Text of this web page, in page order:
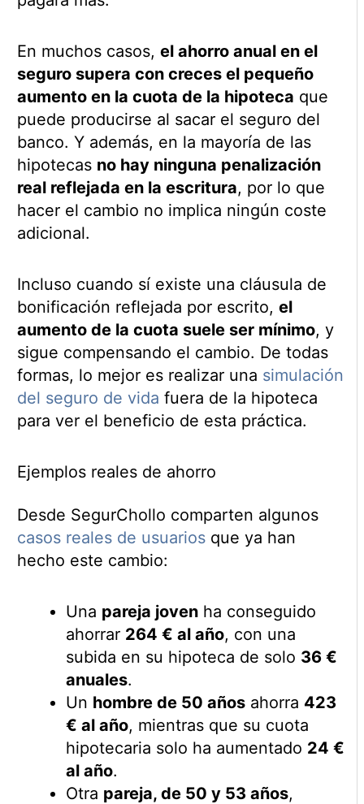
En muchos casos, el ahorro anual en el
seguro supera con creces el pequeño
aumento en la cuota de la hipoteca que
puede producirse al sacar el seguro del
banco. Y además, en la mayoría de las
hipotecas no hay ninguna penalización
real reflejada en la escritura, por lo que
hacer el cambio no implica ningún coste
adicional.
Incluso cuando sí existe una cláusula de
bonificación reflejada por escrito, el
aumento de la cuota suele ser mínimo, y
sigue compensando el cambio. De todas
formas, lo mejor es realizar una simulación
del seguro de vida fuera de la hipoteca
para ver el beneficio de esta práctica.
Ejemplos reales de ahorro
Desde SegurChollo comparten algunos
casos reales de usuariosque ya han
hecho este cambio:
Una pareja jovenha conseguido
ahorrar 264 € al año, con una
subida en su hipoteca de solo 36 €
anuales.
Un hombre de 50 añosahorra 423
€ al año, mientras que su cuota
hipotecaria solo ha aumentado 24 €
al año.
Otra pareja, de 50 y 53 años,